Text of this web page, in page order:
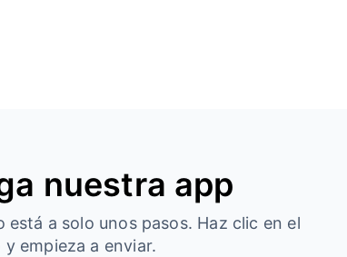
nuestra app
está a solo unos pasos. Haz clic en el
empieza a enviar.